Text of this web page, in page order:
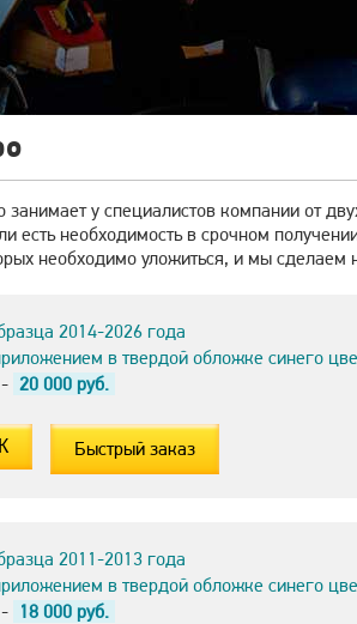
у специалистов компании от
есть необходимость в срочном
необходимо уложиться, и мы
2014-2026 года
в твердой обложке синего
- 20 000 руб.
Быстрый заказ
2011-2013 года
в твердой обложке синего
- 18 000 руб.